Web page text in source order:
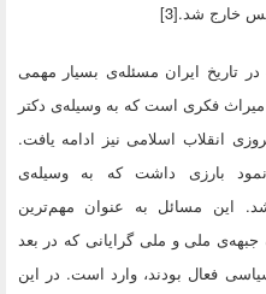
خارج شد.[3]
ایران مسئله‌ی بسیار مهمی
فکری است که به وسیله‌ی دکتر
انقلاب اسلامی نیز ادامه یافت.
بارزی داشت که به وسیله‌ی
این مسائل به عنوان مهم‌ترین
جبهه‌ی ملی و ملی گرایانی که در بعد
فعال بودند، وارد است. در این